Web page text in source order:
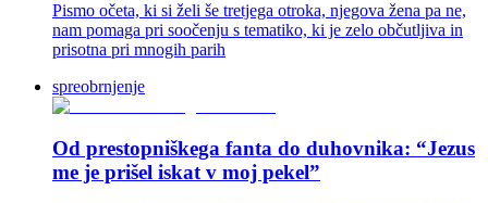
Pismo očeta, ki si želi še tretjega otroka, njegova žena pa ne,
nam pomaga pri soočenju s tematiko, ki je zelo občutljiva in
prisotna pri mnogih parih
spreobrnjenje
Od prestopniškega fanta do duhovnika: “Jezus
me je prišel iskat v moj pekel”